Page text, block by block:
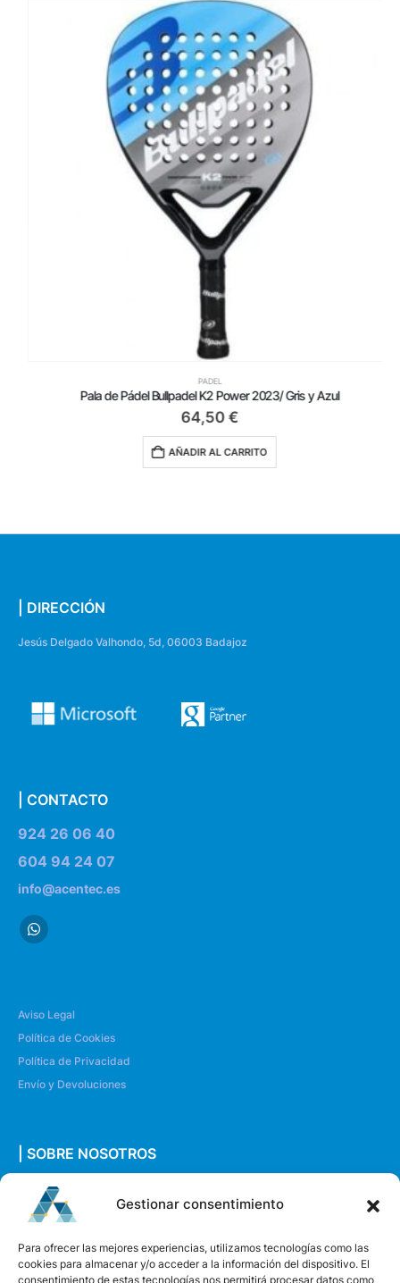
Gestionar consentimiento
Para ofrecer las mejores experiencias, utilizamos tecnologías como las
cookies para almacenar y/o acceder a la información del dispositivo. El
consentimiento de estas tecnologías nos permitirá procesar datos como
PADEL
Pala de Pádel Bullpadel K2 Power 2023/ Gris y Azul
64,50€
AÑADIR AL CARRITO
| DIRECCIÓN
Jesús Delgado Valhondo, 5d, 06003 Badajoz
| CONTACTO
924 26 06 40
604 94 24 07
info@acentec.es
Aviso Legal
Política de Cookies
Política de Privacidad
Envío y Devoluciones
| SOBRE NOSOTROS
Quiénes somos
Envíanos un mensaje